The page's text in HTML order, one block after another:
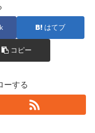
はてブ
コピー
ーする